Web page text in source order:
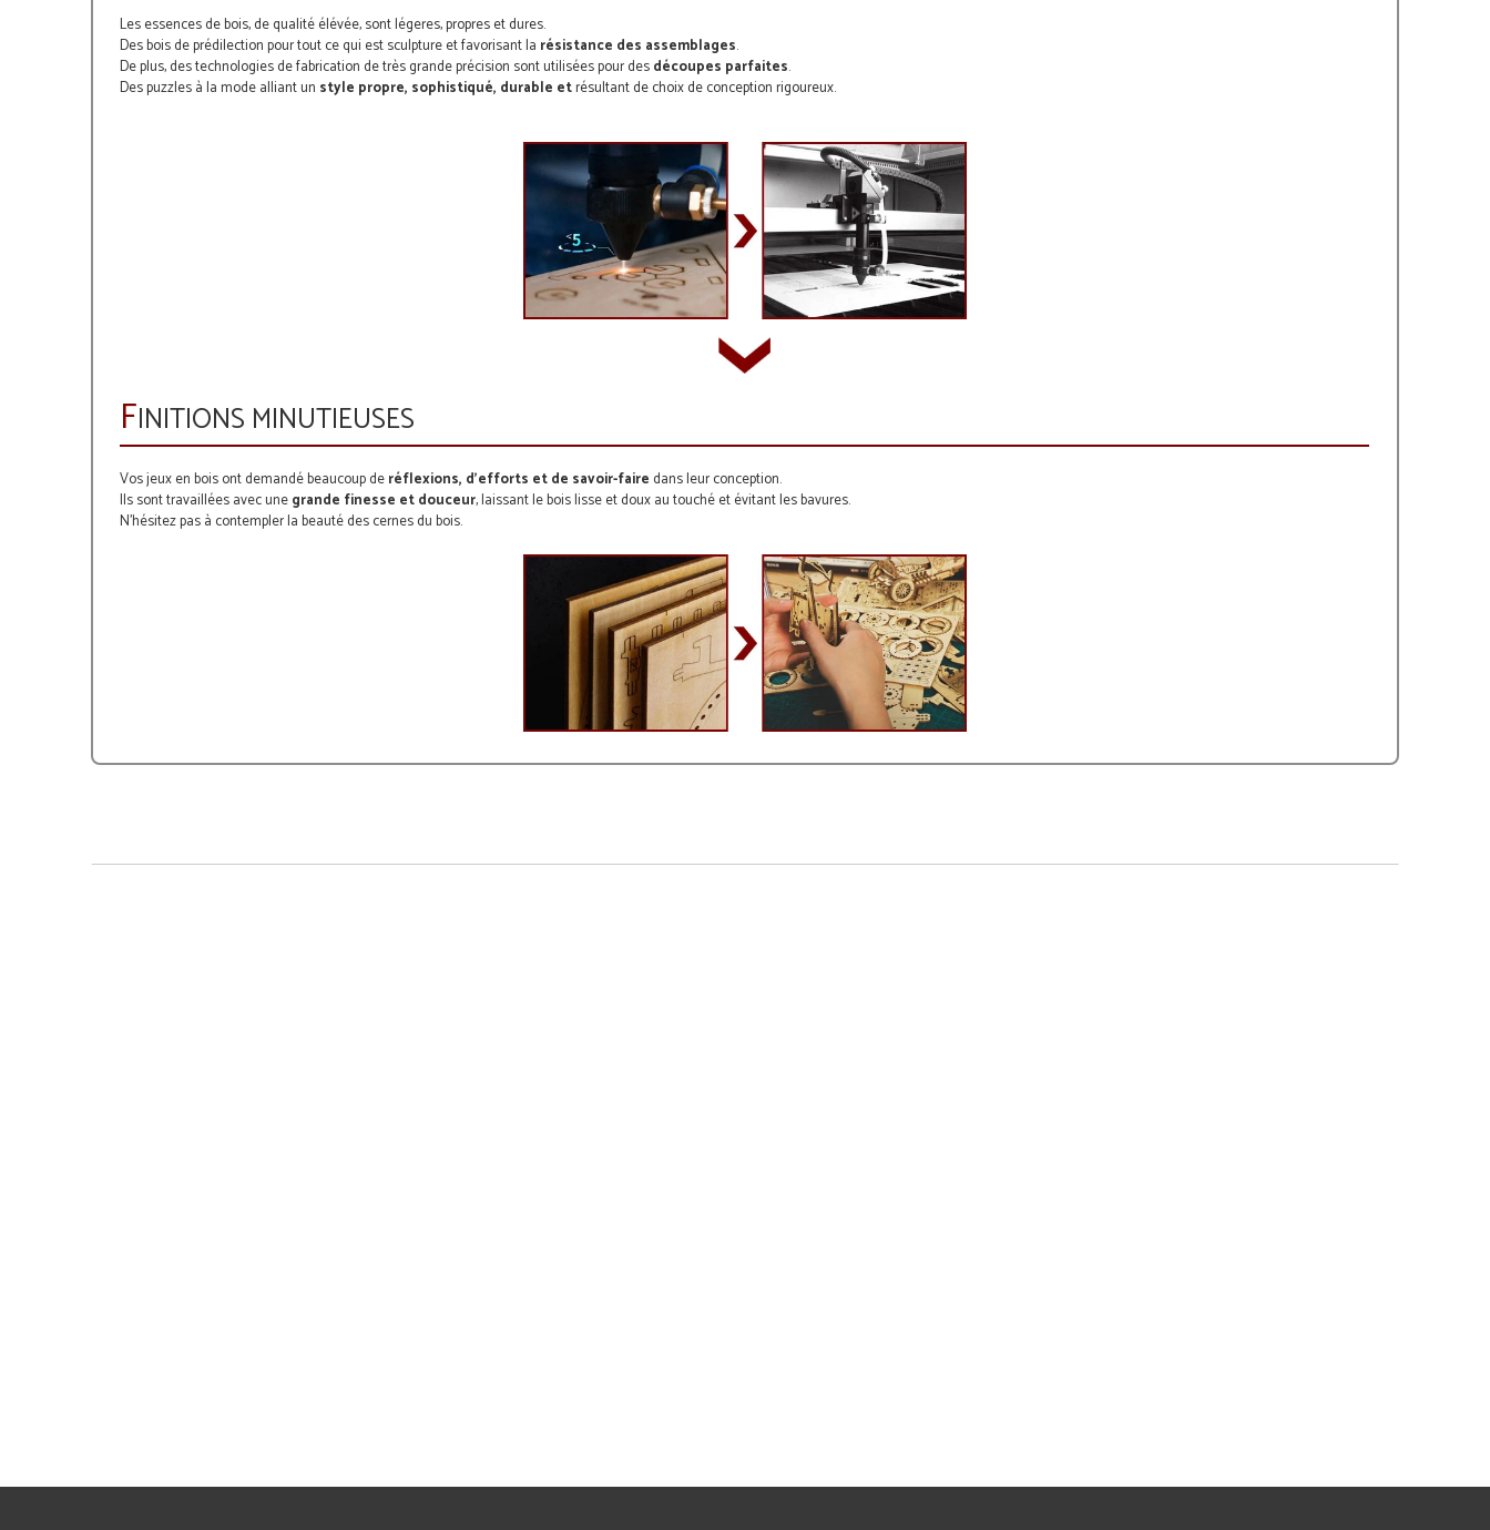
Les essences de bois, de qualité élévée, sont légeres, propres et dures.
Des bois de prédilection pour tout ce qui est sculpture et favorisant la résistance des assemblages.
De plus, destechnologies de fabrication de très grande précision sont utilisées pour desdécoupes parfaites.
Des puzzles à la mode alliant un style propre, sophistiqué, durable etrésultant de choix de conception rigoureux.
FINITIONS MINUTIEUSES
Vos jeux en bois ont demandé beaucoup deréflexions, d’efforts et de savoir-faire dans leur conception.
Ils sont travaillées avec unegrande finesse et douceur, laissant le bois lisse et doux au touché et évitant les bavures.
N'hésitez pas à contempler la beauté des cernes du bois.